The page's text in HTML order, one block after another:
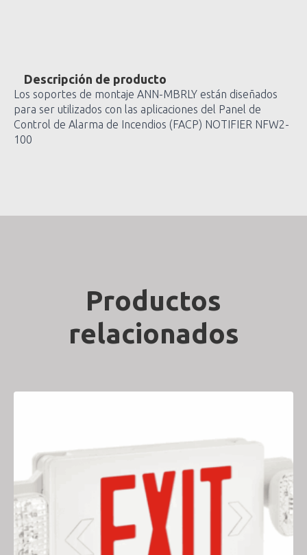
Descripción de producto
Los soportes de montaje ANN-MBRLY están diseñados
para ser utilizados con las aplicaciones del Panel de
Control de Alarma de Incendios (FACP) NOTIFIER NFW2-
100
Productos
relacionados